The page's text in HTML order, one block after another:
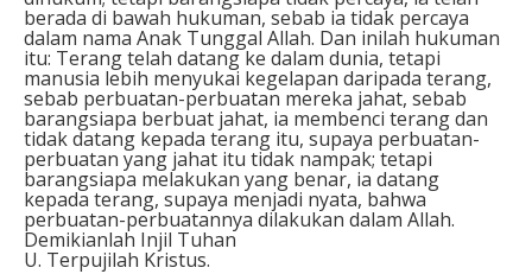
berada di bawah hukuman, sebab ia tidak percaya
dalam nama Anak Tunggal Allah. Dan inilah hukuman
itu: Terang telah datang ke dalam dunia, tetapi
manusia lebih menyukai kegelapan daripada terang,
sebab perbuatan-perbuatan mereka jahat, sebab
barangsiapa berbuat jahat, ia membenci terang dan
tidak datang kepada terang itu, supaya perbuatan-
perbuatan yang jahat itu tidak nampak; tetapi
barangsiapa melakukan yang benar, ia datang
kepada terang, supaya menjadi nyata, bahwa
perbuatan-perbuatannya dilakukan dalam Allah.
Demikianlah Injil Tuhan
U. Terpujilah Kristus.